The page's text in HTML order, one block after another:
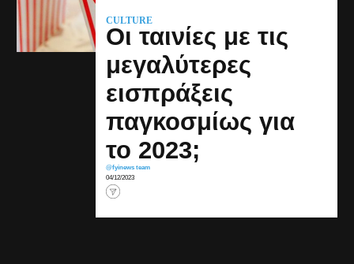
CULTURE
Οι ταινίες με τις
μεγαλύτερες
εισπράξεις
παγκοσμίως για
το 2023;
@fyinews team
04/12/2023